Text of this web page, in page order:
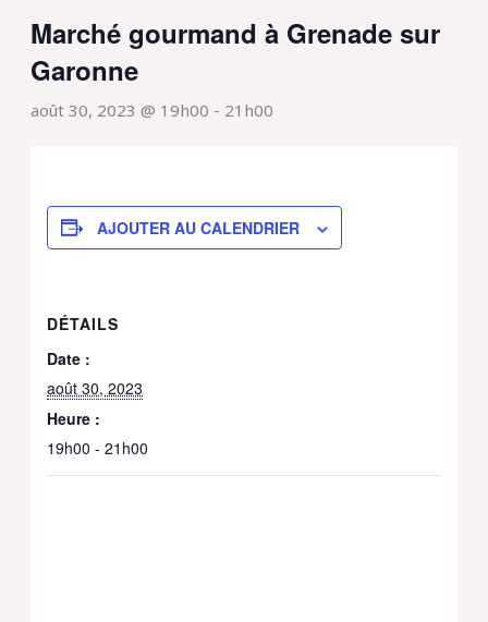
Marché gourmand à Grenade sur
Garonne
août 30, 2023 @ 19h00 - 21h00
AJOUTER AU CALENDRIER
DÉTAILS
Date :
août 30, 2023
Heure :
19h00 - 21h00